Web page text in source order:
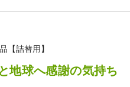
詰替用】
地球へ感謝の気持ち